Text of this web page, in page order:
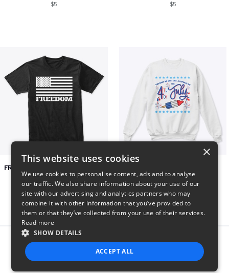
$5 $5
$26 $25
Report this product
×
This website uses cookies
We use cookies to personalise content, ads and to analyse
our traffic. We also share information about your use of our
site with our advertising and analytics partners who may
combine it with other information that you’ve provided to
them or that they’ve collected from your use of their services.
Read more
SHOW DETAILS
ACCEPT ALL